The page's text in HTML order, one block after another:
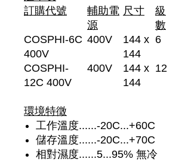
訂購代號
輔助電
源
尺寸
級
數
COSPHI-6C
400V
400V
144 x
144
6
COSPHI-
12C 400V
400V
144 x
144
12
環境特徵
工作溫度......-20C...+60C
儲存溫度......-20C...+70C
相對濕度......5...95% 無冷